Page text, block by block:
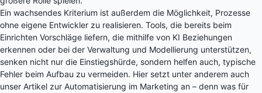
Ein wachsendes Kriterium ist außerdem die Möglichkeit, Prozesse
ohne eigene Entwickler zu realisieren. Tools, die bereits beim
Einrichten Vorschläge liefern, die mithilfe von KI Beziehungen
erkennen oder bei der Verwaltung und Modellierung unterstützen,
senken nicht nur die Einstiegshürde, sondern helfen auch, typische
Fehler beim Aufbau zu vermeiden. Hier setzt unter anderem auch
unser Artikel zur Automatisierung im Marketing an – denn was für